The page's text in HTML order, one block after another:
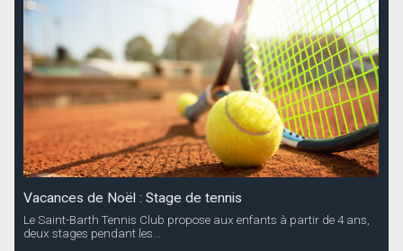
Vacances de Noël : Stage de tennis
Le Saint-Barth Tennis Club propose aux enfants à partir de 4 ans,
deux stages pendant les...